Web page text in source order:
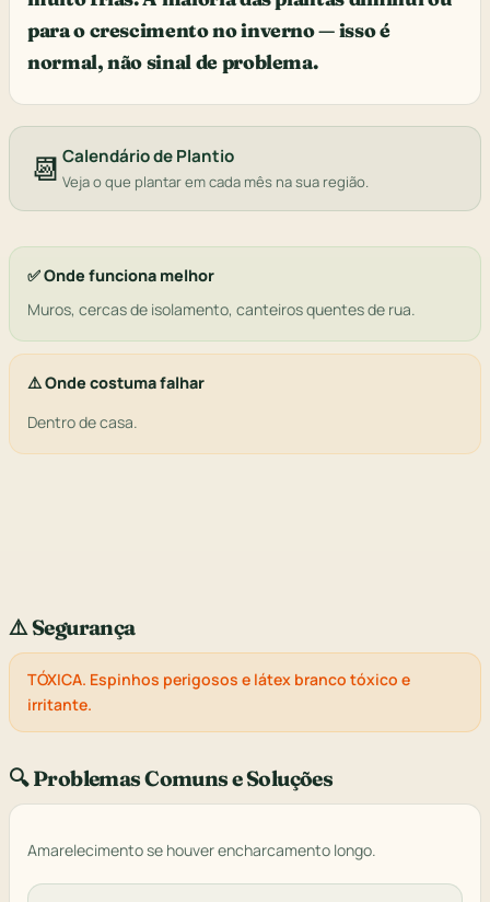
para o crescimento no inverno — isso é
normal, não sinal de problema.
📆Calendário de Plantio
Veja o que plantar em cada mês na sua região.
✅ Onde funciona melhor
Muros, cercas de isolamento, canteiros quentes de rua.
⚠️ Onde costuma falhar
Dentro de casa.
⚠️ Segurança
TÓXICA. Espinhos perigosos e látex branco tóxico e
irritante.
🔍 Problemas Comuns e Soluções
Amarelecimento se houver encharcamento longo.